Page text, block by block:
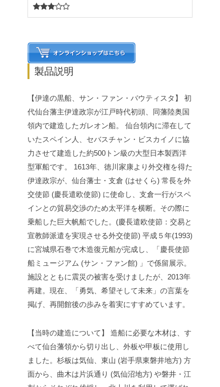
製品説明
【伊達の黒船、サン・ファン・バウティスタ】
初
代仙台藩主伊達政宗が江戸時代初頭、同藩陸奥国
領内で建造したガレオン船。
仙台領内に滞在して
いたスペイン人、セバスチャン・ビスカイノに協
力させて建造した約500トン級の大型日本製西洋
型軍船です。
1613年、徳川家康より外交権を得た
伊達政宗が、仙台藩士・支倉 (はせくら) 常長を外
交使節 (慶長遣欧使節) に使命し、支倉一行がスペ
インとの貿易交渉のため太平洋を横断。その際に
乗船した巨大帆船でした。(慶長遣欧使節：交易と
宣教師派遣を実現させる外交使節) 平成５年(1993)
に宮城県石巻で木造復元船が完成し、「慶長使節
船ミュージアム (サン・ファン館) 」で係留展示。
施設とともに震災の被害を受けましたが、2013年
再建。現在、「勇気、希望そして未来」の言葉を
掲げ、再開館後の歩みを着実にすすめています。
【当時の建造について】
造船に必要な木材は、す
べて仙台藩領から切り出し、外板や甲板に使用し
ました。杉板は気仙、東山 (岩手県東磐井地方) 方
面から、曲木は片浜通り (気仙沼地方) や磐井・江